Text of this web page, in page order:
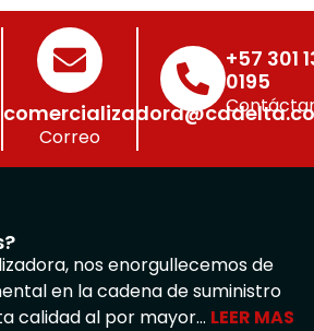
Correo
+57 301
0195
nos enorgullecemos de
en la cadena de suministro
calidad al por mayor… LEER MAS